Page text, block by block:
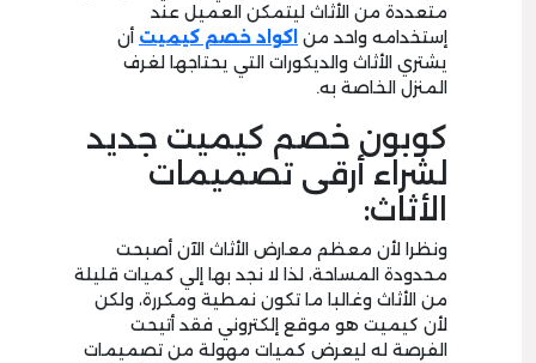
متعددة من الأثاث ليتمكن العميل عند
إستخدامه واحد من اكواد خصم كيميت أن
يشتري الأثاث والديكورات التي يحتاجها لغرف
المنزل الخاصة به.
كوبون خصم كيميت جديد
لشراء أرقى تصميمات
الأثاث:
ونظرا لأن معظم معارض الأثاث الآن أصبحت
محدودة المساحة، لذا لا نجد بها إلي كميات قليلة
من الأثاث وغالبا ما تكون نمطية ومكررة، ولكن
لأن كيميت هو موقع إلكتروني فقد أتيحت
الفرصة له ليعرض كميات مهولة من تصميمات